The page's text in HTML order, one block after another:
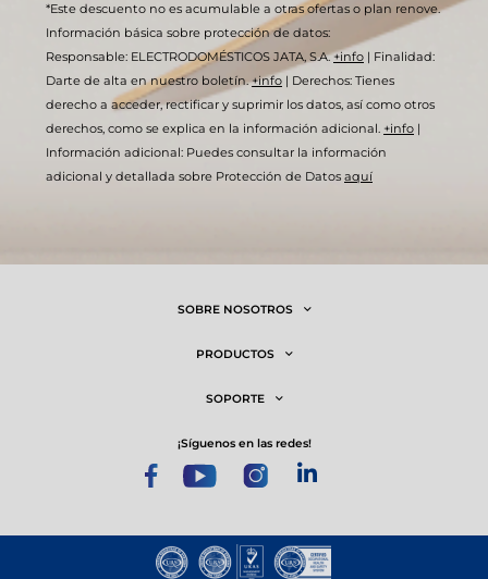
*Este descuento no es acumulable a otras ofertas o plan renove.
Información básica sobre protección de datos:
Responsable: ELECTRODOMÉSTICOS JATA, S.A.+info | Finalidad:
Darte de alta en nuestro boletín.+info | Derechos: Tienes
derecho a acceder, rectificar y suprimir los datos, así como otros
derechos, como se explica en la información adicional. +info |
Información adicional: Puedes consultar la información
adicional y detallada sobre Protección de Datos aquí
SOBRE NOSOTROS
PRODUCTOS
SOPORTE
¡síguenos en las redes!